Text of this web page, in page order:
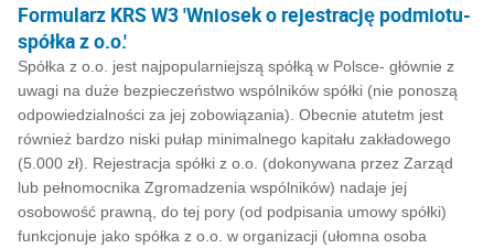
Formularz KRS W3 'Wniosek o rejestrację podmiotu-
spółka z o.o.'
Spółka z o.o. jest najpopularniejszą spółką w Polsce- głównie z
uwagi na duże bezpieczeństwo wspólników spółki (nie ponoszą
odpowiedzialności za jej zobowiązania). Obecnie atutetm jest
również bardzo niski pułap minimalnego kapitału zakładowego
(5.000 zł). Rejestracja spółki z o.o. (dokonywana przez Zarząd
lub pełnomocnika Zgromadzenia wspólników) nadaje jej
osobowość prawną, do tej pory (od podpisania umowy spółki)
funkcjonuje jako spółka z o.o. w organizacji (ułomna osoba